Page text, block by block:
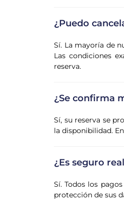
¿Puedo
Sí. La mayoría de
Las condiciones
reserva.
¿Se confirma
Sí, su reserva se
la disponibilidad.
¿Es seguro
Sí. Todos los
protección de sus